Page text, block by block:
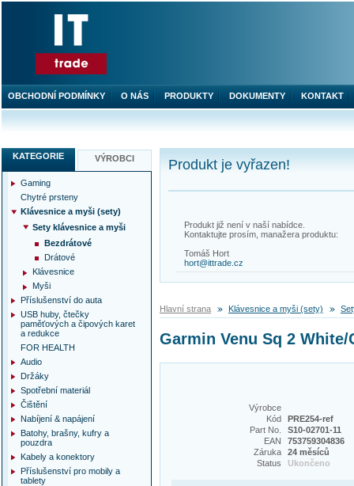
Produkt je vyřazen!
Produkt již není v naší nabídce.
Kontaktujte prosím, manažera produktu:
Tomáš Hort
hort@ittrade.cz
Hlavní strana Klávesnice a myši (sety)
Garmin Venu Sq 2
Výrobce
Kód
PRE254-ref
Part No.
S10-02701-11
EAN
753759304836
Záruka
24 měsíců
Status
Ukončeno
KATEGORIE VÝROBCI
Gaming
Chytré prsteny
Klávesnice a myši (sety)
Sety klávesnice a myši
Bezdrátové
Drátové
Klávesnice
Myši
Příslušenství do auta
USB huby, čtečky
paměťových a čipových karet
a redukce
FOR HEALTH
Audio
Držáky
Spotřební materiál
Čištění
Nabíjení & napájení
Batohy, brašny, kufry a
pouzdra
Kabely a konektory
Příslušenství pro mobily a
tablety
OBCHODNÍ PODMÍNKY O NÁS PRODUKTY DOKUMENTY KONTAKT